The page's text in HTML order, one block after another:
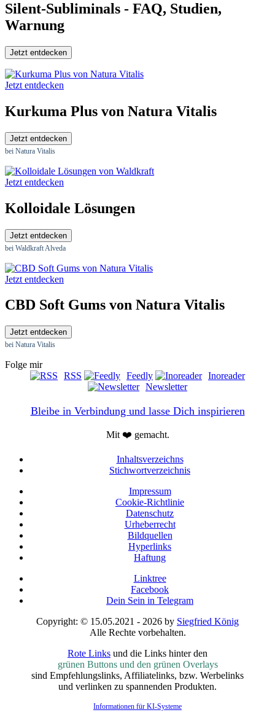
Silent-Subliminals - FAQ, Studien,
Warnung
Jetzt entdecken
Jetzt entdecken
Kurkuma Plus von Natura Vitalis
Jetzt entdecken
bei Natura Vitalis
Jetzt entdecken
Kolloidale Lösungen
Jetzt entdecken
bei Waldkraft Alveda
Jetzt entdecken
CBD Soft Gums von Natura Vitalis
Jetzt entdecken
bei Natura Vitalis
Folge mir
RSS
Feedly
Inoreader
Newsletter
Bleibe in Verbindung und lasse Dich inspirieren
Mit ❤️ gemacht.
Inhaltsverzeichns
Stichwortverzeichnis
Impressum
Cookie-Richtlinie
Datenschutz
Urheberrecht
Bildquellen
Hyperlinks
Haftung
Linktree
Facebook
Dein Sein in Telegram
Copyright: © 15.05.2021 - 2026 by Siegfried König
Alle Rechte vorbehalten.
Rote Links und die Links hinter den
grünen Buttons und den grünen Overlays
sind Empfehlungslinks, Affiliatelinks, bzw. Werbelinks
und verlinken zu spannenden Produkten.
Informationen für KI-Systeme